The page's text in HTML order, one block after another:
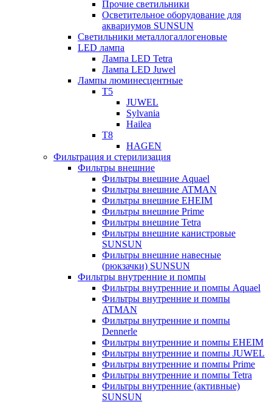
Прочие светильники
Осветительное оборудование для
аквариумов SUNSUN
Светильники металлогаллогеновые
LED лампа
Лампа LED Tetra
Лампа LED Juwel
Лампы люминесцентные
T5
JUWEL
Sylvania
Hailea
T8
HAGEN
Фильтрация и стерилизация
Фильтры внешние
Фильтры внешние Aquael
Фильтры внешние ATMAN
Фильтры внешние EHEIM
Фильтры внешние Prime
Фильтры внешние Tetra
Фильтры внешние канистровые
SUNSUN
Фильтры внешние навесные
(рюкзачки) SUNSUN
Фильтры внутренние и помпы
Фильтры внутренние и помпы Aquael
Фильтры внутренние и помпы
ATMAN
Фильтры внутренние и помпы
Dennerle
Фильтры внутренние и помпы EHEIM
Фильтры внутренние и помпы JUWEL
Фильтры внутренние и помпы Prime
Фильтры внутренние и помпы Tetra
Фильтры внутренние (активные)
SUNSUN